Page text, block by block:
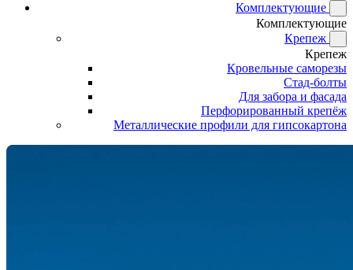
Комплектующие
Комплектующие
Крепеж
Крепеж
Кровельные саморезы
Стад-болты
Для забора и фасада
Перфорированный крепёж
Металлические профили для гипсокартона